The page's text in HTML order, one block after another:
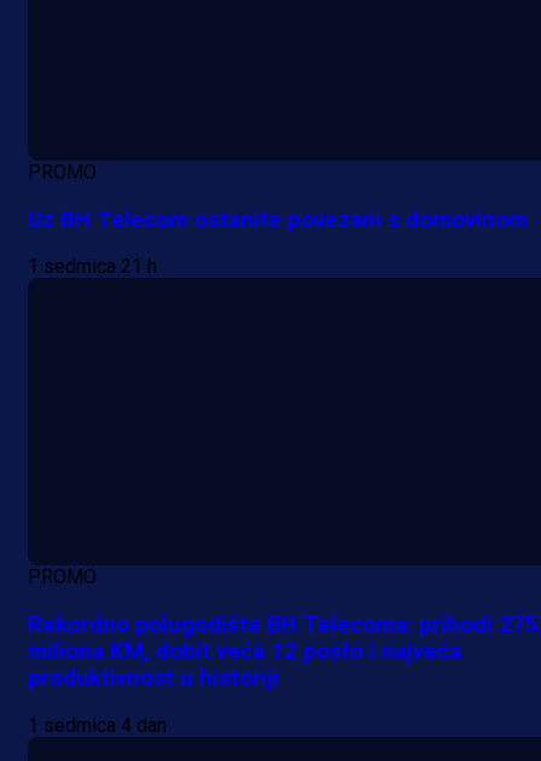
PROMO
Uz BH Telecom ostanite povezani s domovinom
1 sedmica 21 h
PROMO
Rekordno polugodište BH Telecoma: prihodi
miliona KM, dobit veća 12 posto i najveća
produktivnost u historiji
1 sedmica 4 dan